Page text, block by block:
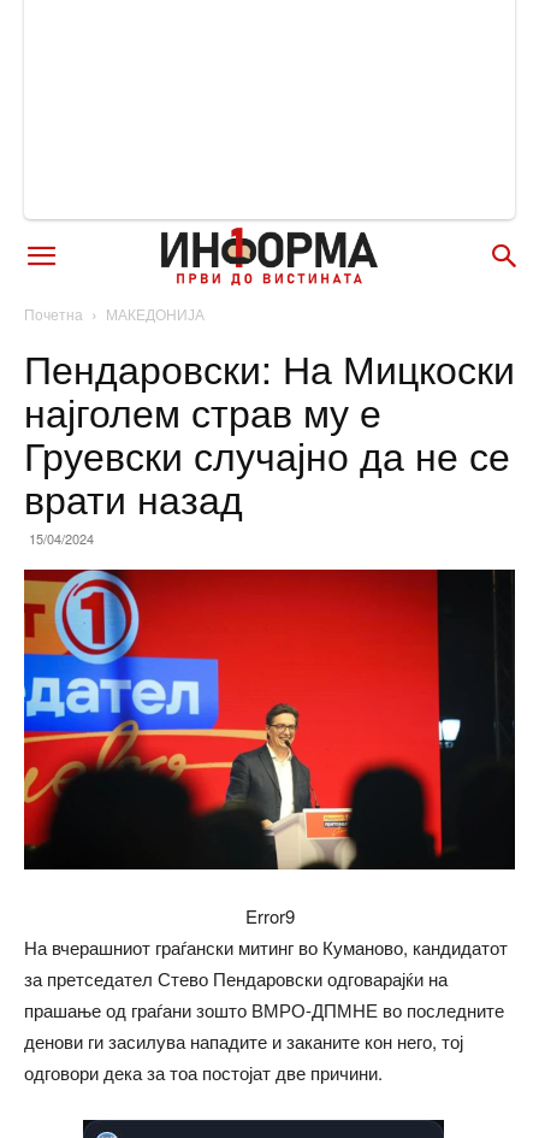
Почетна МАКЕДОНИЈА
Пендаровски: На Мицкоски
најголем страв му е
Груевски случајно да не се
врати назад
15/04/2024
Error9
На вчерашниот граѓански митинг во Куманово, кандидатот
за претседател Стево Пендаровски одговарајќи на
прашање од граѓани зошто ВМРО-ДПМНЕ во последните
денови ги засилува нападите и заканите кон него, тој
одговори дека за тоа постојат две причини.